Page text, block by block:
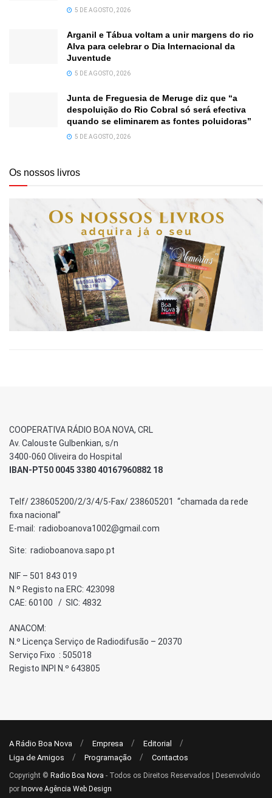
5 DE AGOSTO, 2026
Arganil e Tábua voltam a unir margens do rio
Alva para celebrar o Dia Internacional da
Juventude
5 DE AGOSTO, 2026
Junta de Freguesia de Meruge diz que “a
despoluição do Rio Cobral só será efectiva
quando se eliminarem as fontes poluidoras”
5 DE AGOSTO, 2026
Os nossos livros
COOPERATIVA RÁDIO BOA NOVA, CRL
Av. Calouste Gulbenkian, s/n
3400-060 Oliveira do Hospital
IBAN-PT50 0045 3380 40167960882 18
Telf/ 238605200/2/3/4/5-Fax/ 238605201 “chamada da rede
fixa nacional”
E-mail: radioboanova1002@gmail.com
Site: radioboanova.sapo.pt
NIF – 501 843 019
N.º Registo na ERC: 423098
CAE: 60100 / SIC: 4832
ANACOM:
N.º Licença Serviço de Radiodifusão – 20370
Serviço Fixo : 505018
Registo INPI N.º 643805
A Rádio Boa Nova Empresa
Editorial
Liga de Amigos
Programação Contactos
Copyright © Radio Boa Nova - Todos os Direitos Reservados | Desenvolvido
por Inovve Agência Web Design